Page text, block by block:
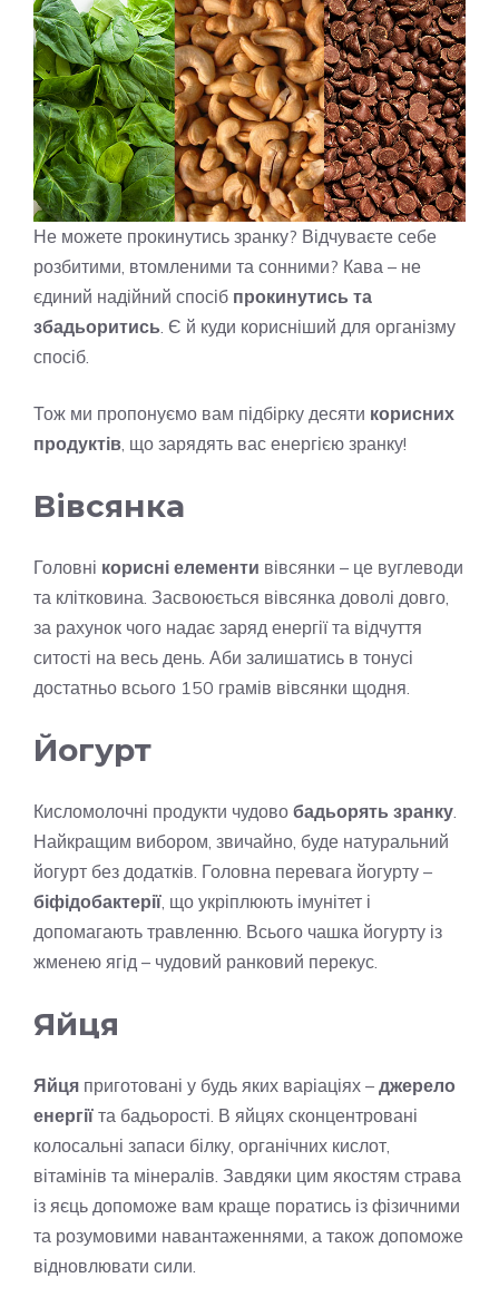
Не можете прокинутись зранку? Відчуваєте себе
розбитими, втомленими та сонними? Кава – не
єдиний надійний спосіб прокинутись та
збадьоритись . Є й куди корисніший для організму
спосіб.
Тож ми пропонуємо вам підбірку десяти корисних
продуктів , що зарядять вас енергією зранку!
Вівсянка
Головні корисні елементи вівсянки – це вуглеводи
та клітковина. Засвоюється вівсянка доволі довго,
за рахунок чого надає заряд енергії та відчуття
ситості на весь день. Аби залишатись в тонусі
достатньо всього 150 грамів вівсянки щодня.
Йогурт
Кисломолочні продукти чудово бадьорять зранку
Найкращим вибором, звичайно, буде натуральний
йогурт без додатків. Головна перевага йогурту –
біфідобактерії , що укріплюють імунітет і
допомагають травленню. Всього чашка йогурту із
жменею ягід – чудовий ранковий перекус.
Яйця
Яйця приготовані у будь яких варіаціях – джерело
енергії та бадьорості. В яйцях сконцентровані
колосальні запаси білку, органічних кислот,
вітамінів та мінералів. Завдяки цим якостям страва
із яєць допоможе вам краще поратись із фізичними
та розумовими навантаженнями, а також допоможе
відновлювати сили.